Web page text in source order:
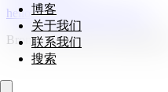
博客
关于我们
联系我们
搜索
hello@cranberryhome.co.uk
Bromham, Bedford, Bedfordshire